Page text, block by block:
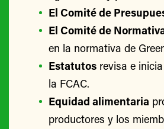
El Comité de
El Comité de
en la normativa de
Estatutos revisa e
la FCAC.
Equidad alimentaria
productores y los